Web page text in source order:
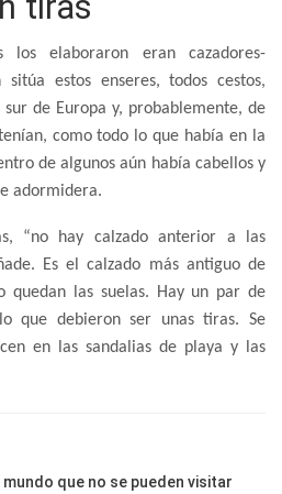
los elaboraron eran cazadores-
sitúa estos enseres, todos cestos,
de Europa y, probablemente, de
como todo lo que había en la
de algunos aún había cabellos y
adormidera.
“no hay calzado anterior a las
Es el calzado más antiguo de
quedan las suelas. Hay un par de
que debieron ser unas tiras. Se
en las sandalias de playa y las
mundo que no se pueden visitar